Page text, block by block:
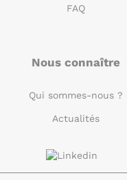
FAQ
Nous connaître
Qui sommes-nous ?
Actualités